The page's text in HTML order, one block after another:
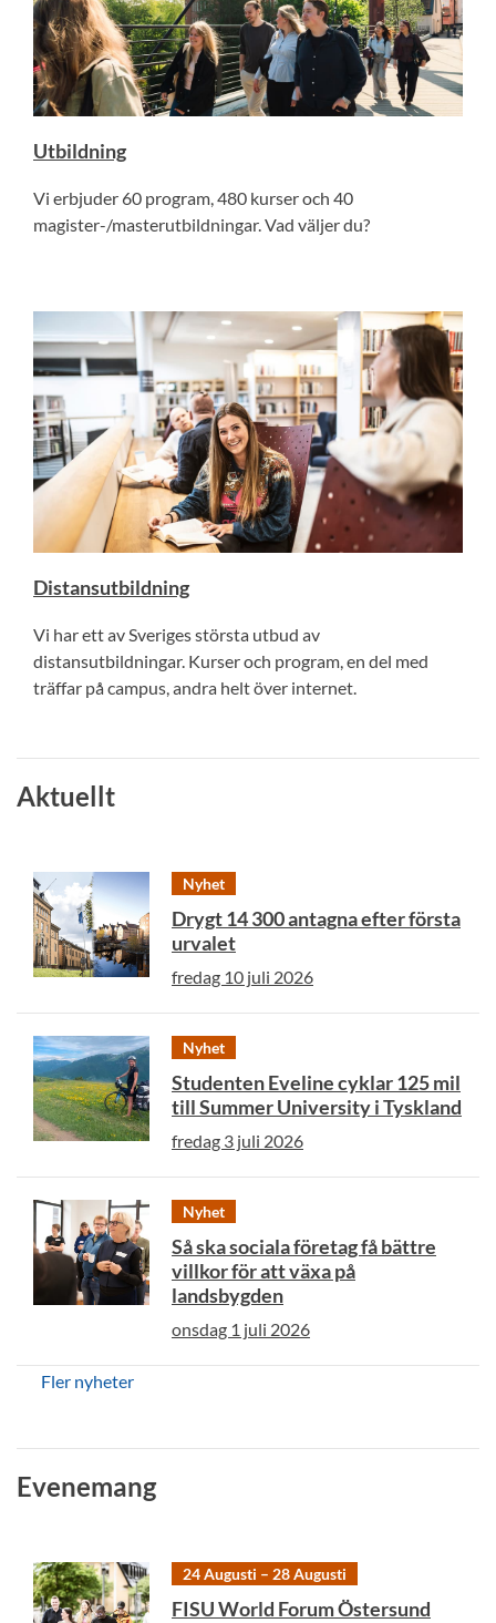
Utbildning
Vi erbjuder 60 program, 480 kurser och 40
magister-/masterutbildningar. Vad väljer du?
Distansutbildning
Vi har ett av Sveriges största utbud av
distansutbildningar. Kurser och program, en del med
träffar på campus, andra helt över internet.
Aktuellt
Nyhet
Drygt 14 300 antagna efter första
urvalet
fredag 10 juli 2026
Nyhet
Studenten Eveline cyklar 125 mil
till Summer University i Tyskland
fredag 3 juli 2026
Nyhet
Så ska sociala företag få bättre
villkor för att växa på
landsbygden
onsdag 1 juli 2026
Fler nyheter
Evenemang
24 Augusti – 28 Augusti
FISU World Forum Östersund